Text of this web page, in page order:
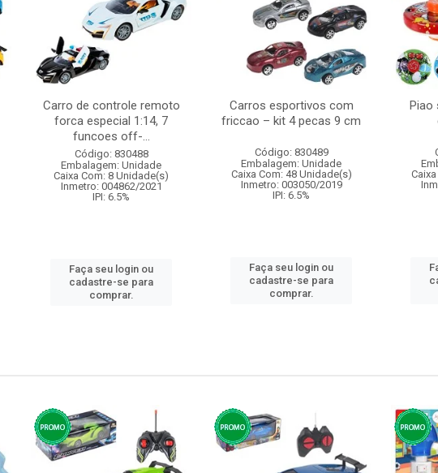
Carro de controle remoto
forca especial 1:14, 7
funcoes off-...
Código: 830488
Embalagem: Unidade
Caixa Com: 8 Unidade(s)
Inmetro: 004862/2021
IPI: 6.5%
Faça seu login ou
cadastre-se para
comprar.
Carros esportivos com
friccao – kit 4 pecas 9 cm
Código: 830489
Embalagem: Unidade
Caixa Com: 48 Unidade(s)
Inmetro: 003050/2019
IPI: 6.5%
Faça seu login ou
cadastre-se para
comprar.
Piao